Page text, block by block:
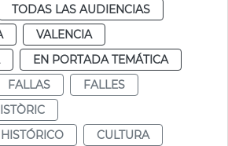
TODAS LAS AUDIENCIAS
VALENCIA
EN PORTADA TEMÁTICA
FALLAS
FALLES
CULTURA